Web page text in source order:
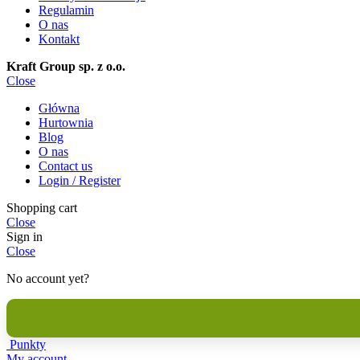
Regulamin
O nas
Kontakt
Kraft Group sp. z o.o.
Close
Główna
Hurtownia
Blog
O nas
Contact us
Login / Register
Shopping cart
Close
Sign in
Close
No account yet?
Punkty